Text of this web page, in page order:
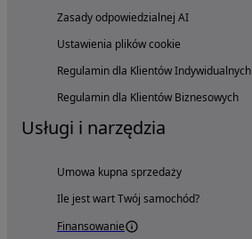
Zasady odpowiedzialnej AI
Ustawienia plików cookie
Regulamin dla Klientów Indywidualnych
Regulamin dla Klientów Biznesowych
Usługi i narzędzia
Umowa kupna sprzedaży
Ile jest wart Twój samochód?
Finansowanie